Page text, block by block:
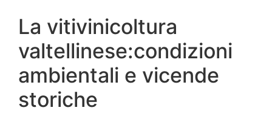
La vitivinicoltura
valtellinese:condizioni
ambientali e vicende
storiche